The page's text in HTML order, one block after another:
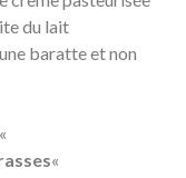
du lait
baratte et non
«
«